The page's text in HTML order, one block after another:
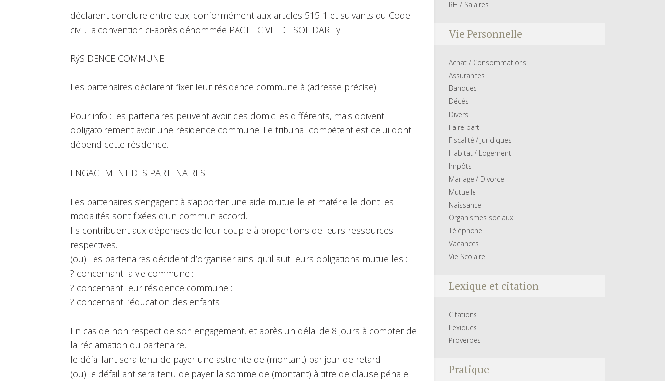
déclarent conclure entre eux, conformément aux articles 515-1 et suivants du Code
civil, la convention ci-après dénommée PACTE CIVIL DE SOLIDARITÿ.
RÿSIDENCE COMMUNE
Les partenaires déclarent fixer leur résidence commune à (adresse précise).
Pour info : les partenaires peuvent avoir des domiciles différents, mais doivent
obligatoirement avoir une résidence commune. Le tribunal compétent est celui dont
dépend cette résidence.
ENGAGEMENT DES PARTENAIRES
Les partenaires s’engagent à s’apporter une aide mutuelle et matérielle dont les
modalités sont fixées d’un commun accord.
Ils contribuent aux dépenses de leur couple à proportions de leurs ressources
respectives.
(ou) Les partenaires décident d’organiser ainsi qu’il suit leurs obligations mutuelles :
? concernant la vie commune :
? concernant leur résidence commune :
? concernant l’éducation des enfants :
En cas de non respect de son engagement, et après un délai de 8 jours à compter de
la réclamation du partenaire,
le défaillant sera tenu de payer une astreinte de (montant) par jour de retard.
(ou) le défaillant sera tenu de payer la somme de (montant) à titre de clause pénale.
RH / Salaires
Vie Personnelle
Achat / Consommations
Assurances
Banques
Décés
Divers
Faire part
Fiscalité / Juridiques
Habitat / Logement
Impôts
Mariage / Divorce
Mutuelle
Naissance
Organismes sociaux
Téléphone
Vacances
Vie Scolaire
Lexique et citation
Citations
Lexiques
Proverbes
Pratique